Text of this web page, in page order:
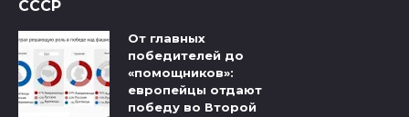
СССР
От главных
победителей до
«помощников»:
европейцы отдают
победу во Второй